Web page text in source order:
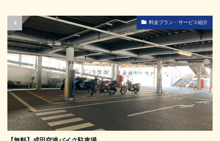
料金プラン・サービス紹介